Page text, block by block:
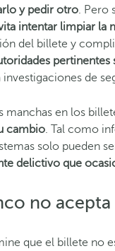
y pedir otro. Pero
intentar limpiar la
del billete y
de
manchas en los
cambio. Tal como
solo pueden
delictivo que
no
que el billete no